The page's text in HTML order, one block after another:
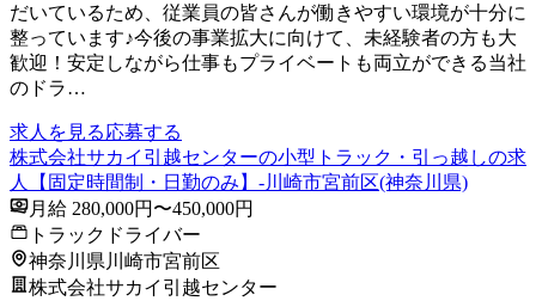
だいているため、従業員の皆さんが働きやすい環境が十分に
整っています♪今後の事業拡大に向けて、未経験者の方も大
歓迎！安定しながら仕事もプライベートも両立ができる当社
のドラ…
求人を見る応募する
株式会社サカイ引越センターの小型トラック・引っ越しの求
人【固定時間制・日勤のみ】-川崎市宮前区(神奈川県)
月給 280,000円〜450,000円
トラックドライバー
神奈川県川崎市宮前区
株式会社サカイ引越センター